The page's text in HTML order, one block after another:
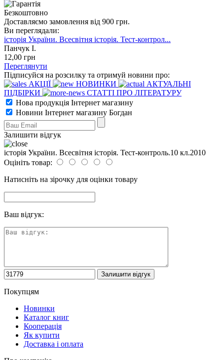
Безкоштовно
Доставляємо замовлення від 900 грн.
Ви переглядали:
історія України. Всесвітня історія. Тест-контрол...
Панчук І.
12,00 грн
Переглянути
Підписуйся на розсилку та отримуй новини про:
АКЦІЇ
НОВИНКИ
АКТУАЛЬНІ
ПІДБІРКИ
СТАТТІ ПРО ЛІТЕРАТУРУ
Нова продукція Інтернет магазину
Новини Інтернет магазину Богдан
Залишити відгук
історія України. Всесвітня історія. Тест-контроль.10 кл.2010
Оцініть товар:
Натисніть на зірочку для оцінки товару
Ваш відгук:
Покупцям
Новинки
Каталог книг
Кооперація
Як купити
Доставка і оплата